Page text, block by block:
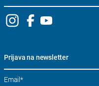
Prijava na newsletter
Email *